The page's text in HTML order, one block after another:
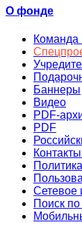
О фонде
Баннеры
Видео
PDF-
PDF
Сетевое
Поиск по